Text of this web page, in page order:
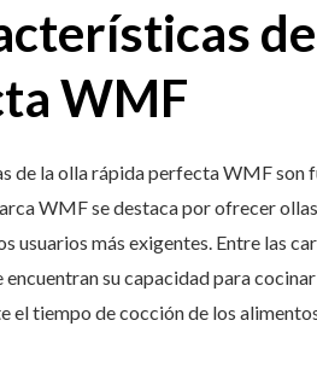
WMF
de la olla rápida perfecta WMF son
WMF se destaca por ofrecer
usuarios más exigentes. Entre las
su capacidad para
el tiempo de cocción de los